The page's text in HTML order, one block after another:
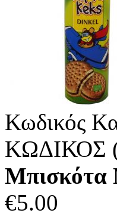
Κωδικός
ΚΩΔΙΚΟΣ
Μπισκότα
€5.00